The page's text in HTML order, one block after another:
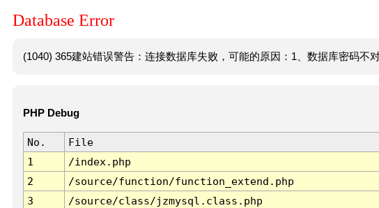
Database Error
(1040) 365建站错误警告：连接数据库失败，可能的原因：1、数据库密码不
PHP Debug
No. File
1
/index.php
2
/source/function/function_extend.php
3
/source/class/jzmysql.class.php